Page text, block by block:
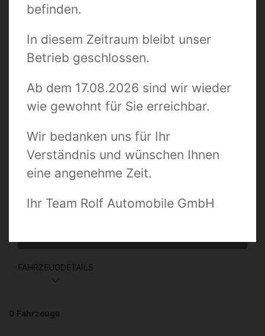
Kilometer bis
FAHRZEUGDETAILS
0 Fahrzeuge
befinden.
In diesem Zeitraum bleibt unser
Betrieb geschlossen.
Ab dem 17.08.2026 sind wir wieder
wie gewohnt für Sie erreichbar.
Wir bedanken uns für Ihr
Verständnis und wünschen Ihnen
eine angenehme Zeit.
Ihr Team Rolf Automobile GmbH